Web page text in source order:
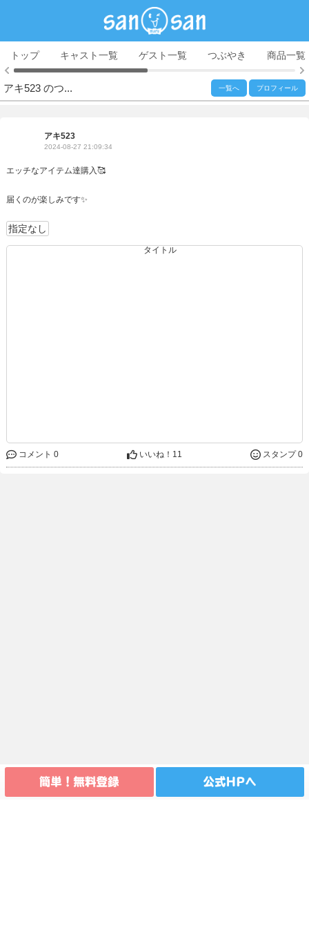
トップ キャスト一覧 ゲスト一覧 つぶやき 商品一覧
アキ523 のつ... 一覧へ プロフィール
アキ523
2024-08-27 21:09:34
エッチなアイテム達購入🥰
届くのが楽しみです✨
指定なし
コメント 0 いいね！ 11 スタンプ 0